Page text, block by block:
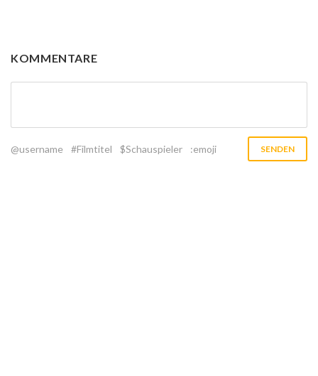
KOMMENTARE
@username #Filmtitel $Schauspieler :emoji